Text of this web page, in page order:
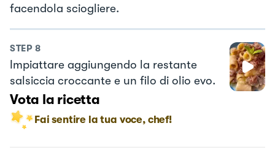
facendola sciogliere.
STEP 8
Impiattare aggiungendo la restante
salsiccia croccante e un filo di olio evo.
Vota la ricetta
Fai sentire la tua voce, chef!